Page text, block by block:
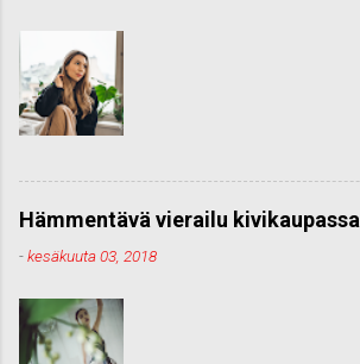
Hämmentävä vierailu kivikaupassa
-kesäkuuta 03, 2018